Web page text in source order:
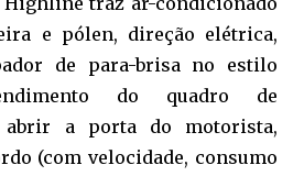
e pólen, direção elétrica,
de para-brisa no estilo
do quadro de
abrir a porta do motorista,
(com velocidade, consumo